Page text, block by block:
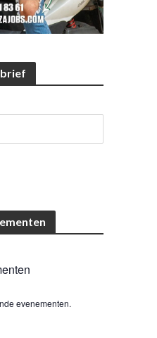
evenementen.